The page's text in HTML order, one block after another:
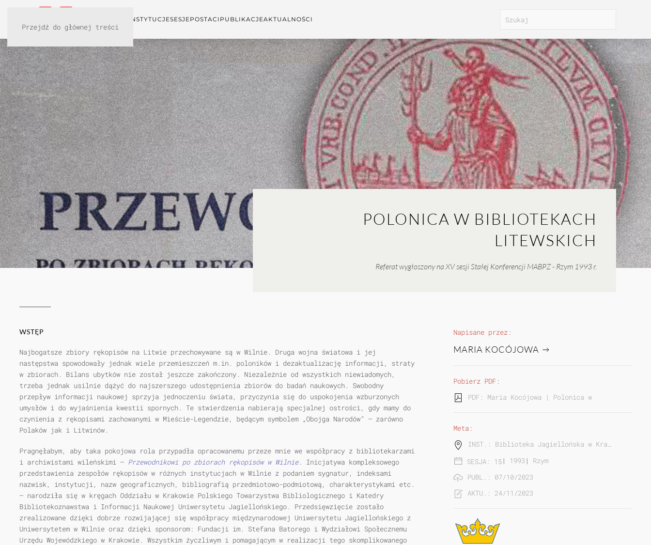
Przejdź do głównej treści
INSTYTUCJESESJEPOSTACI PUBLIKACJEAKTUALNOŚCI
POLONICA W BIBLIOTEKACH
LITEWSKICH
Referat wygłoszony na XV sesji Stałej Konferencji MABPZ - Rzym 1993 r.
WSTĘP
Najbogatsze zbiory rękopisów na Litwie przechowywane są w Wilnie. Druga wojna światowa i jej
następstwa spowodowały jednak wiele przemieszczeń m.in. poloników i dezaktualizację informacji, straty
w zbiorach. Bilans ubytków nie został jeszcze zakończony. Niezależnie od wszystkich niewiadomych,
trzeba jednak usilnie dążyć do najszerszego udostępnienia zbiorów do badań naukowych. Swobodny
przepływ informacji naukowej sprzyja jednoczeniu świata, przyczynia się do uspokojenia wzburzonych
umysłów i do wyjaśnienia kwestii spornych. Te stwierdzenia nabierają specjalnej ostrości, gdy mamy do
czynienia z rękopisami zachowanymi w Mieście-Legendzie, będącym symbolem „Obojga Narodów” — zarówno
Polaków jak i Litwinów.
Pragnęłabym, aby taka pokojowa rola przypadła opracowanemu przeze mnie we współpracy z bibliotekarzami
i archiwistami wileńskimi — Przewodnikowi po zbiorach rękopisów w Wilnie. Inicjatywa kompleksowego
przedstawienia zespołów rękopisów w różnych instytucjach w Wilnie z podaniem sygnatur, indeksami
nazwisk, instytucji, nazw geograficznych, bibliografią przedmiotowo-podmiotową, charakterystykami etc.
— narodziła się w kręgach Oddziału w Krakowie Polskiego Towarzystwa Bibliologicznego i Katedry
Bibliotekoznawstwa i Informacji Naukowej Uniwersytetu Jagiellońskiego. Przedsięwzięcie zostało
zrealizowane dzięki dobrze rozwijającej się współpracy międzynarodowej Uniwersytetu Jagiellońskiego z
Uniwersytetem w Wilnie oraz dzięki sponsorom: Fundacji im. Stefana Batorego i Wydziałowi Społecznemu
Urzędu Wojewódzkiego w Krakowie. Wszystkim życzliwym i pomagającym w realizacji tego skomplikowanego
Napisane przez:
MARIA KOCÓJOWA
Pobierz PDF:
PDF: Maria Kocójowa | Polonica w
Meta:
INST.: Biblioteka Jagiellońska w Kra…
SESJA: 15| 1993 | Rzym
PUBL.: 07/10/2023
AKTU.: 24/11/2023